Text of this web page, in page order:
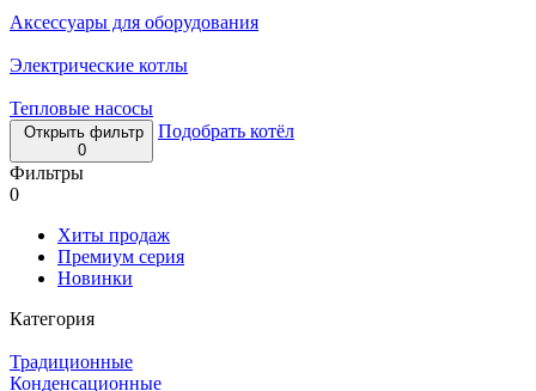
Аксессуары для оборудования
Электрические котлы
Тепловые насосы
Открыть фильтр
0
Подобрать котёл
Фильтры
0
Хиты продаж
Премиум серия
Новинки
Категория
Традиционные
Конденсационные